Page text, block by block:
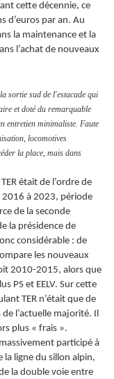
cette décennie, ce
d’euros par an. Au
la maintenance et la
l’achat de nouveaux
sortie sud de l'estacade qui
et doté du remarquable
entretien minimaliste. Faute
locomotives
la place, mais dans
était de l’ordre de
2016 à 2023, période
de la seconde
la présidence de
considérable : de
les nouveaux
2010-2015, alors que
PS et EELV. Sur cette
TER n’était que de
l’actuelle majorité. Il
plus « frais ».
participé à
la ligne du sillon alpin,
la double voie entre